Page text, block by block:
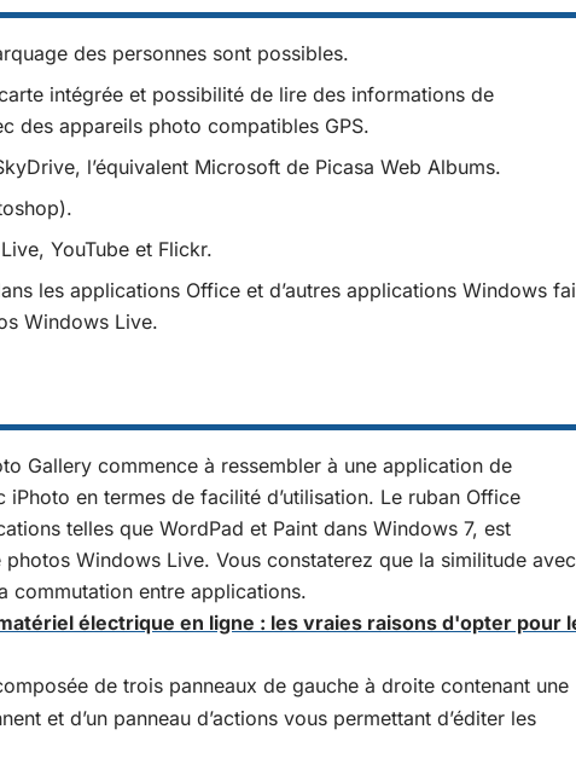
des personnes sont possibles.
intégrée et possibilité de lire des informations de
des appareils photo compatibles GPS.
l’équivalent Microsoft de Picasa Web Albums.
YouTube et Flickr.
les applications Office et d’autres applications Windows
Windows Live.
Gallery commence à ressembler à une application de
en termes de facilité d’utilisation. Le ruban Office
telles que WordPad et Paint dans Windows 7, est
Windows Live. Vous constaterez que la similitude avec
commutation entre applications.
électrique en ligne : les vraies raisons d'opter pour
de trois panneaux de gauche à droite contenant une
et d’un panneau d’actions vous permettant d’éditer les